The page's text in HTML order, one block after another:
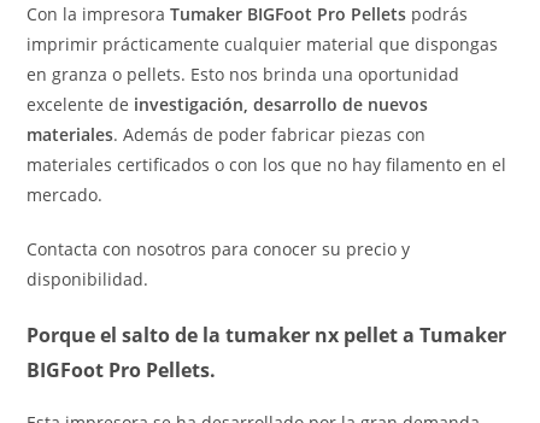
Con la impresoraTumaker BIGFoot Pro Pellets podrás
imprimir prácticamente cualquier material que dispongas
en granza o pellets. Esto nos brinda una oportunidad
excelente de investigación, desarrollo de nuevos
materiales. Además de poder fabricar piezas con
materiales certificados o con los que no hay filamento en el
mercado.
Contacta con nosotros para conocer su precio y
disponibilidad.
Porque el salto de la tumaker nx pellet a Tumaker
BIGFoot Pro Pellets.